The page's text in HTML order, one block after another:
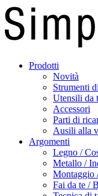
Prodotti
Novità
Strumenti
Utensili da
Accessori
Parti di
Ausili alla
Argomenti
Legno /
Metallo /
Montaggio
Fai da te /